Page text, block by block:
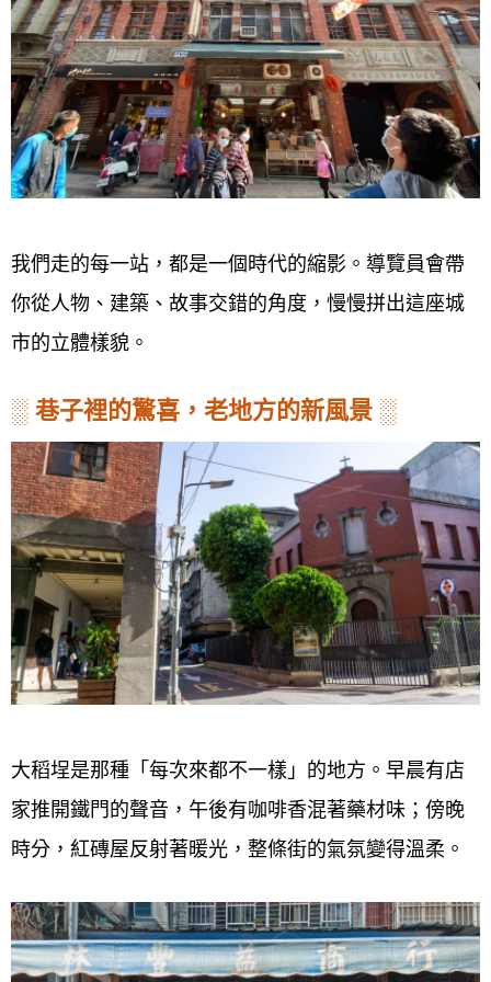
我們走的每一站，都是一個時代的縮影。導覽員會帶
你從人物、建築、故事交錯的角度，慢慢拼出這座城
市的立體樣貌。
░ 巷子裡的驚喜，老地方的新風景 ░
大稻埕是那種「每次來都不一樣」的地方。早晨有店
家推開鐵門的聲音，午後有咖啡香混著藥材味；傍晚
時分，紅磚屋反射著暖光，整條街的氣氛變得溫柔。